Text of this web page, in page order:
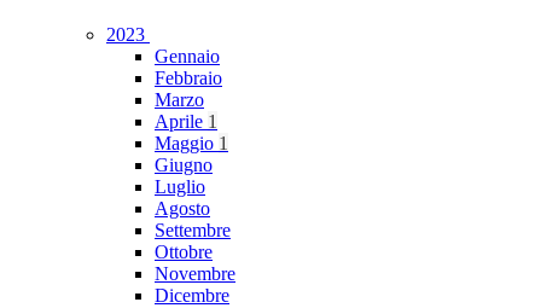
2023
Gennaio
Febbraio
Marzo
Aprile 1
Maggio 1
Giugno
Luglio
Agosto
Settembre
Ottobre
Novembre
Dicembre